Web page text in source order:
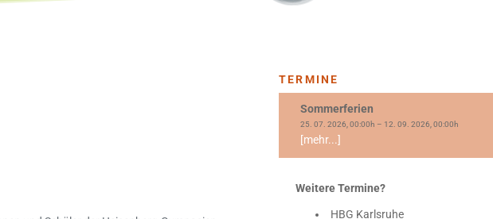
TERMINE
Sommerferien
25. 07. 2026, 00:00h – 12. 09. 2026, 00:00h
[mehr...]
Weitere Termine?
HBG Karlsruhe